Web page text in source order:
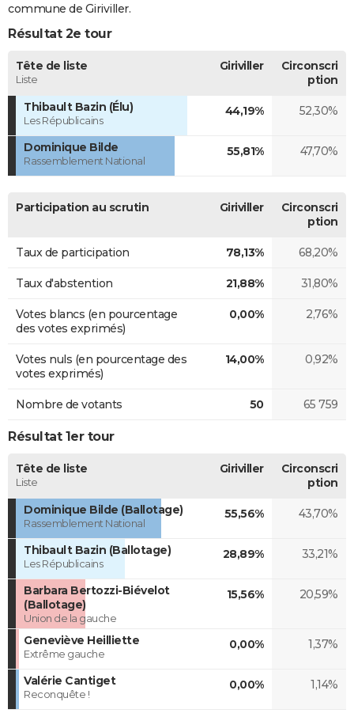
commune de Giriviller.
Résultat 2e tour
Tête de liste
Liste
Giriviller
Circonscri
ption
Thibault Bazin (Élu)
Les Républicains
44,19% 52,30%
Dominique Bilde
Rassemblement National
55,81% 47,70%
Participation au scrutin Giriviller
Circonscri
ption
Taux de participation 78,13% 68,20%
Taux d'abstention 21,88% 31,80%
Votes blancs (en pourcentage
des votes exprimés)
0,00% 2,76%
Votes nuls (en pourcentage des
votes exprimés)
14,00% 0,92%
Nombre de votants 50 65 759
Résultat 1er tour
Tête de liste
Liste
Giriviller
Circonscri
ption
Dominique Bilde (Ballotage)
Rassemblement National
55,56% 43,70%
Thibault Bazin (Ballotage)
Les Républicains
28,89% 33,21%
Barbara Bertozzi-Biévelot
(Ballotage)
Union de la gauche
15,56% 20,59%
Geneviève Heilliette
Extrême gauche
0,00% 1,37%
Valérie Cantiget
Reconquête !
0,00% 1,14%